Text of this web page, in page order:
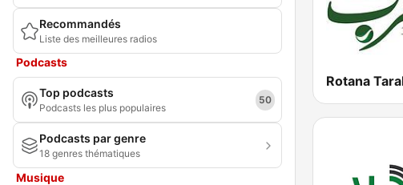
Recommandés
Liste des meilleures radios
Podcasts
Top podcasts
Podcasts les plus populaires
50
Podcasts par genre
18 genres thématiques
Musique